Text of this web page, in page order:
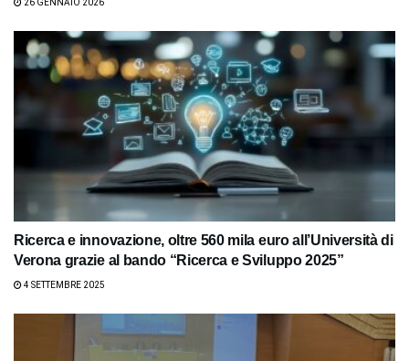
26 GENNAIO 2026
Ricerca e innovazione, oltre 560 mila euro all’Università di
Verona grazie al bando “Ricerca e Sviluppo 2025”
4 SETTEMBRE 2025